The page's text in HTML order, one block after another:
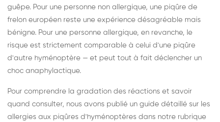
guêpe. Pour une personne non allergique, une piqûre de
frelon européen reste une expérience désagréable mais
bénigne. Pour une personne allergique, en revanche, le
risque est strictement comparable à celui d'une piqûre
d'autre hyménoptère — et peut tout à fait déclencher un
choc anaphylactique.
Pour comprendre la gradation des réactions et savoir
quand consulter, nous avons publié un guide détaillé sur les
allergies aux piqûres d'hyménoptères dans notre rubrique